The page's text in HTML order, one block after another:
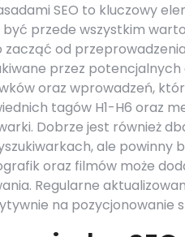
SEO to kluczowy
przede wszystkim
od
przez
oraz wprowadzeń,
tagów H1-H6 oraz
Dobrze jest również
ale powinny
oraz filmów może
Regularne
na pozycjonowanie